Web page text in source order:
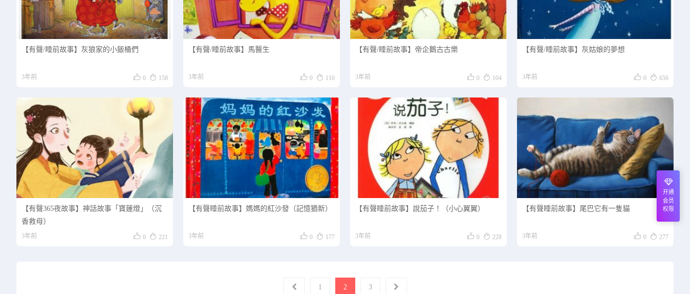
【有聲/睡前故事】灰狼家的小飯桶們
3年前  0  158
【有聲/睡前故事】馬醫生
3年前  0  110
【有聲/睡前故事】帝企鵝古古樂
3年前  0  104
【有聲/睡前故事】灰姑娘的夢想
3年前  0  656
【有聲365夜故事】神話故事「寶蓮燈」（沉
香救母）
3年前  0  221
【有聲睡前故事】媽媽的紅沙發（記憶猶新）
3年前  0  177
【有聲睡前故事】說茄子！（小心翼翼）
3年前  0  228
【有聲睡前故事】尾巴它有一隻貓
3年前  0  277
1 2 3
开通
会员
权限